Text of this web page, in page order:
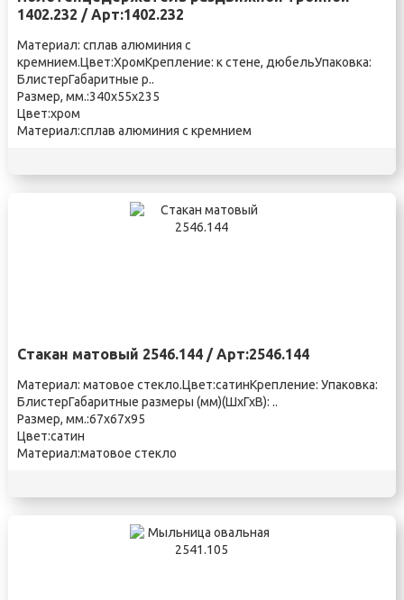
1402.232 / Арт:1402.232
Материал: сплав алюминия с
кремнием.Цвет:ХромКрепление: к стене, дюбельУпаковка:
БлистерГабаритные р..
Размер, мм.:340х55х235
Цвет:хром
Материал:сплав алюминия с кремнием
Стакан матовый 2546.144 / Арт:2546.144
Материал: матовое стекло.Цвет:сатинКрепление: Упаковка:
БлистерГабаритные размеры (мм)(ШхГхВ): ..
Размер, мм.:67х67х95
Цвет:сатин
Материал:матовое стекло